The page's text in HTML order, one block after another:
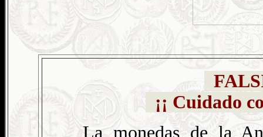
¡¡ Cuidado
La monedas de la